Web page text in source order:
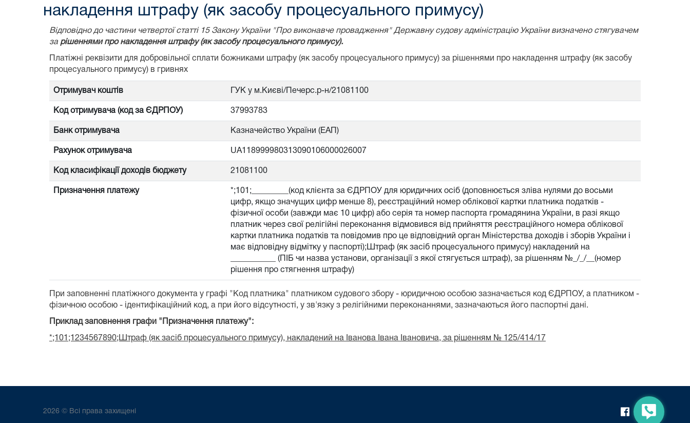
накладення штрафу (як засобу процесуального примусу)
Відповідно до частини четвертої статті 15 Закону України "Про виконавче провадження" Державну судову адміністрацію України визначено стягувачем
за рішеннями про накладення штрафу (як засобу процесуального примусу).
Платіжні реквізити для добровільної сплати божниками штрафу (як засобу процесуального примусу) за рішеннями про накладення штрафу (як засобу
процесуального примусу) в гривнях
Отримувач коштів ГУК у м.Києві/Печерс.р-н/21081100
Код отримувача (код за ЄДРПОУ) 37993783
Банк отримувача Казначейство України (ЕАП)
Рахунок отримувача UA118999980313090106000026007
Код класифікації доходів бюджету 21081100
Призначення платежу
*;101;_________(код клієнта за ЄДРПОУ для юридичних осіб (доповнюється зліва нулями до восьми
цифр, якщо значущих цифр менше 8), реєстраційний номер облікової картки платника податків -
фізичної особи (завжди має 10 цифр) або серія та номер паспорта громадянина України, в разі якщо
платник через свої релігійні переконання відмовився від прийняття реєстраційного номера облікової
картки платника податків та повідомив про це відповідний орган Міністерства доходів і зборів України і
має відповідну відмітку у паспорті);Штраф (як засіб процесуального примусу) накладений на
___________ (ПІБ чи назва установи, організації з якої стягується штраф), за рішенням №_/_/__(номер
рішення про стягнення штрафу)
При заповненні платіжного документа у графі "Код платника" платником судового збору - юридичною особою зазначається код ЄДРПОУ, а платником -
фізичною особою - ідентифікаційний код, а при його відсутності, у зв'язку з релігійними переконаннями, зазначаються його паспортні дані.
Приклад заповнення графи "Призначення платежу":
*;101;1234567890;Штраф (як засіб процесуального примусу), накладений на Іванова Івана Івановича, за рішенням № 125/414/17
2026 © Всі права захищені